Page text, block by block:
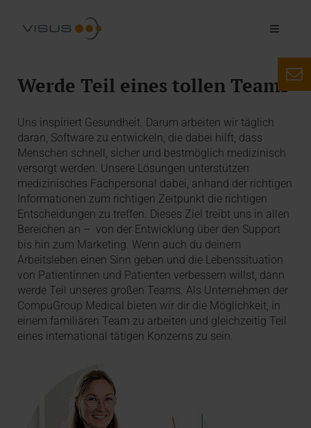
Werde Teil eines tollen Teams
Uns inspiriert Gesundheit. Darum arbeiten wir täglich
daran, Software zu entwickeln, die dabei hilft, dass
Menschen schnell, sicher und bestmöglich medizinisch
versorgt werden. Unsere Lösungen unterstützen
medizinisches Fachpersonal dabei, anhand der richtigen
Informationen zum richtigen Zeitpunkt die richtigen
Entscheidungen zu treffen. Dieses Ziel treibt uns in allen
Bereichen an – von der Entwicklung über den Support
bis hin zum Marketing. Wenn auch du deinem
Arbeitsleben einen Sinn geben und die Lebenssituation
von Patientinnen und Patienten verbessern willst, dann
werde Teil unseres großen Teams. Als Unternehmen der
CompuGroup Medical bieten wir dir die Möglichkeit, in
einem familiären Team zu arbeiten und gleichzeitig Teil
eines international tätigen Konzerns zu sein.